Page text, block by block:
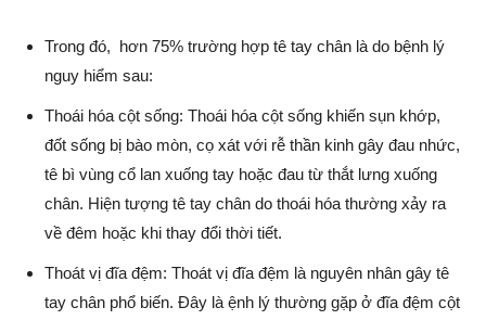
Trong đó, hơn 75% trường hợp tê tay chân là do bệnh lý
nguy hiểm sau:
Thoái hóa cột sống: Thoái hóa cột sống khiến sụn khớp,
đốt sống bị bào mòn, cọ xát với rễ thần kinh gây đau nhức,
tê bì vùng cổ lan xuống tay hoặc đau từ thắt lưng xuống
chân. Hiện tượng tê tay chân do thoái hóa thường xảy ra
về đêm hoặc khi thay đổi thời tiết.
Thoát vị đĩa đệm: Thoát vị đĩa đệm là nguyên nhân gây tê
tay chân phổ biến. Đây là ệnh lý thường gặp ở đĩa đệm cột